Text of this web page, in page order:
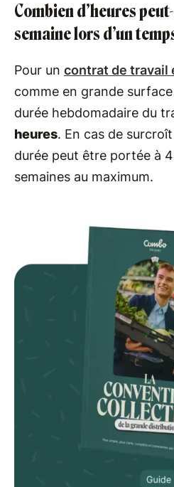
Combien d’heures
semaine lors d’un
Pour un contrat de travail
comme en grande
durée hebdomadaire du
heures. En cas de
durée peut être portée à
semaines au maximum.